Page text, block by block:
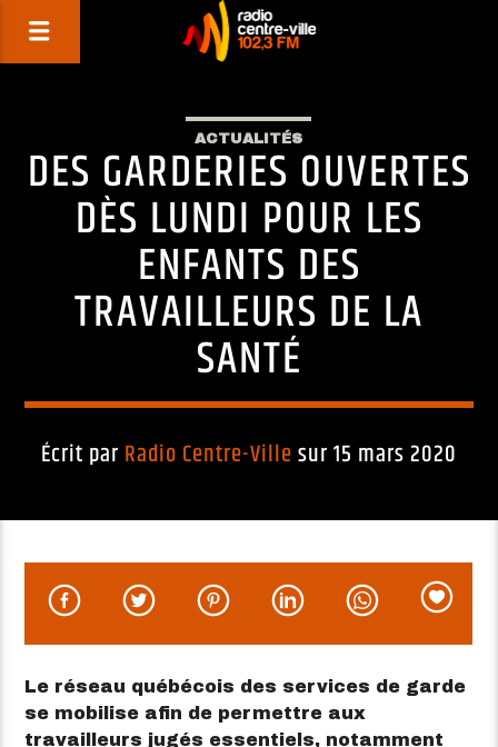
ACTUALITÉS
DES GARDERIES OUVERTES
DÈS LUNDI POUR LES
ENFANTS DES
TRAVAILLEURS DE LA
SANTÉ
Écrit par Radio Centre-Villesur 15 mars 2020
Le réseau québécois des services de garde
se mobilise afin de permettre aux
travailleurs jugés essentiels, notamment